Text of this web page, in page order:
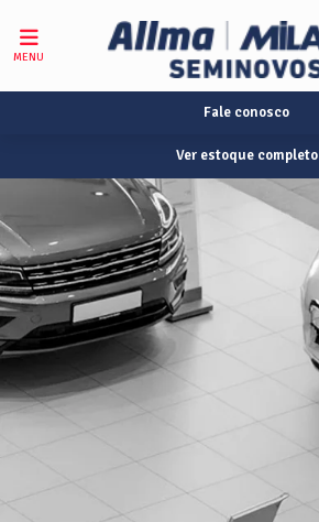
MENU
Fale conosco
Ver estoque completo